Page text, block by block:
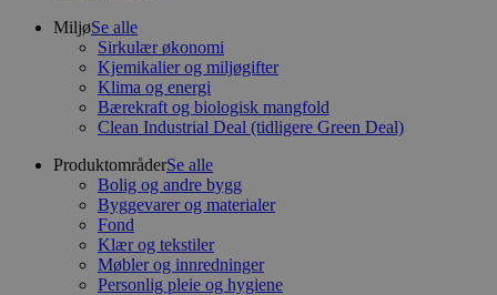
MiljøSe alle
Sirkulær økonomi
Kjemikalier og miljøgifter
Klima og energi
Bærekraft og biologisk mangfold
Clean Industrial Deal (tidligere Green Deal)
ProduktområderSe alle
Bolig og andre bygg
Byggevarer og materialer
Fond
Klær og tekstiler
Møbler og innredninger
Personlig pleie og hygiene